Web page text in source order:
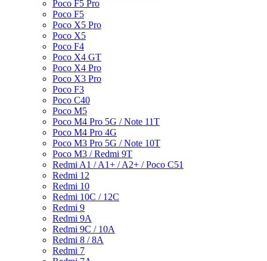
Poco F5 Pro
Poco F5
Poco X5 Pro
Poco X5
Poco F4
Poco X4 GT
Poco X4 Pro
Poco X3 Pro
Poco F3
Poco C40
Poco M5
Poco M4 Pro 5G / Note 11T
Poco M4 Pro 4G
Poco M3 Pro 5G / Note 10T
Poco M3 / Redmi 9T
Redmi A1 / A1+ / A2+ / Poco C51
Redmi 12
Redmi 10
Redmi 10C / 12C
Redmi 9
Redmi 9A
Redmi 9C / 10A
Redmi 8 / 8A
Redmi 7